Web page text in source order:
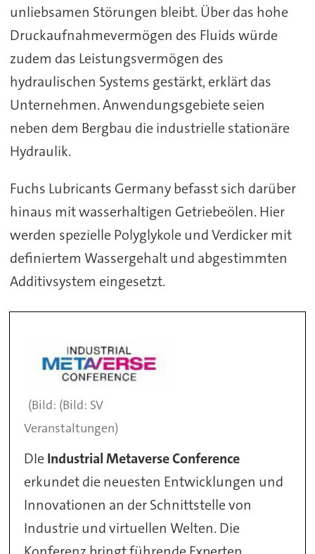
unliebsamen Störungen bleibt. Über das hohe
Druckaufnahmevermögen des Fluids würde
zudem das Leistungsvermögen des
hydraulischen Systems gestärkt, erklärt das
Unternehmen. Anwendungsgebiete seien
neben dem Bergbau die industrielle stationäre
Hydraulik.
Fuchs Lubricants Germany befasst sich darüber
hinaus mit wasserhaltigen Getriebeölen. Hier
werden spezielle Polyglykole und Verdicker mit
definiertem Wassergehalt und abgestimmten
Additivsystem eingesetzt.
(Bild: SV
Veranstaltungen)
DIe Industrial Metaverse Conference
erkundet die neuesten Entwicklungen und
Innovationen an der Schnittstelle von
Industrie und virtuellen Welten. Die